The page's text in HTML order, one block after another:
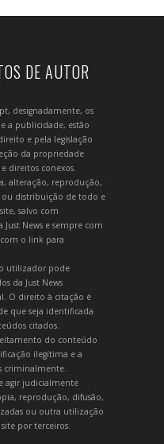
DE AUTOR
designadamente, os
a publicidade, estão
e pela legislação
da propriedade
direitos conexos.
alteração, reprodução,
ou distribuição de todo e
salvo com
News e sempre com
o link para
utilizador pode
da Just News
O direito à citação é
que seja identificada
citados.
do conteúdo
ilegítima e a
criminalmente.
agir judicialmente
reprodução, difusão,
ou outra utilização
por terceiros.